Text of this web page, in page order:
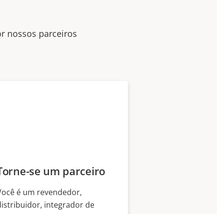
nossos parceiros
se um parceiro
é um revendedor,
integrador de